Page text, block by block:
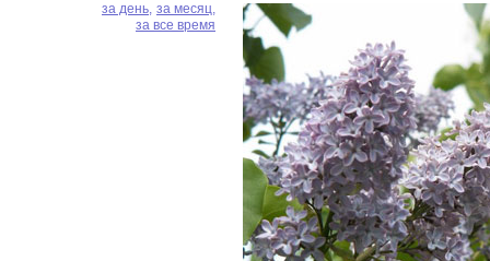
за день, за месяц,
за все время